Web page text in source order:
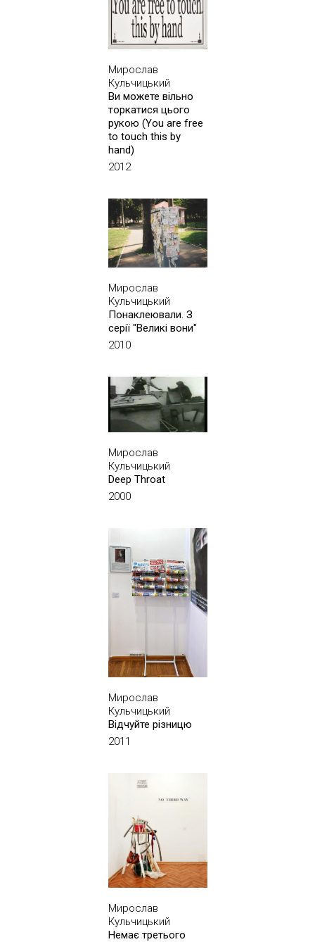
Мирослав
Кульчицький
Ви можете вільно
торкатися цього
рукою (You are free
to touch this by
hand)
2012
Мирослав
Кульчицький
Понаклеювали. З
серії "Великі вони"
2010
Мирослав
Кульчицький
Deep Throat
2000
Мирослав
Кульчицький
Відчуйте різницю
2011
Мирослав
Кульчицький
Немає третього